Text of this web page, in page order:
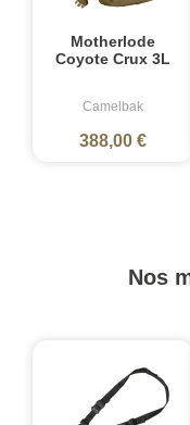
Motherlode
Coyote Crux 3L
Camelbak
388,00 €
Nos